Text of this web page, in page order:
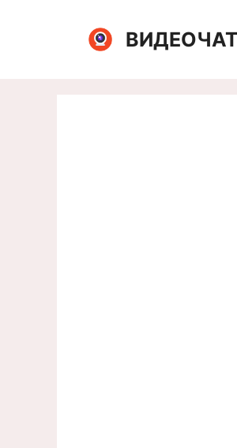
содержимому